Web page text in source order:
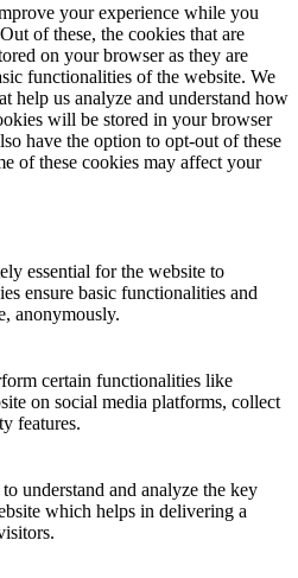
your experience while you
of these, the cookies that are
on your browser as they are
functionalities of the website. We
help us analyze and understand how
will be stored in your browser
have the option to opt-out of these
of these cookies may affect your
essential for the website to
ensure basic functionalities and
anonymously.
certain functionalities like
on social media platforms, collect
features.
understand and analyze the key
which helps in delivering a